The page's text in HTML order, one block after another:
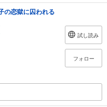
の恋獄に囚われる
試し読み
フォロー